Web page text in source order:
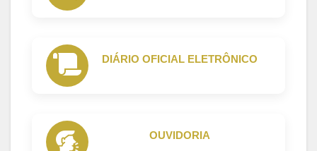
DIÁRIO OFICIAL ELETRÔNICO
OUVIDORIA